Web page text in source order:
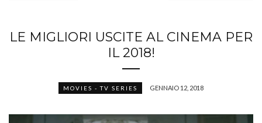
LE MIGLIORI USCITE AL CINEMA PER
IL 2018!
MOVIES - TV SERIES GENNAIO 12, 2018